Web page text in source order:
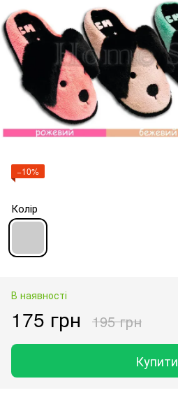
−10%
Колір
В наявності
175 грн 195 грн
Купити